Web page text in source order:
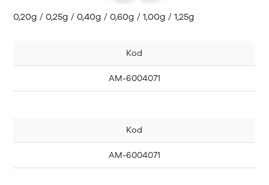
0,20g / 0,25g / 0,40g / 0,60g / 1,00g / 1,25g
Kod
AM-6004071
Kod
AM-6004071